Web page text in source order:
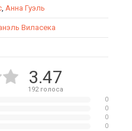
, Анна Гуэль
Виласека
3.47
192голоса
0
0
0
0